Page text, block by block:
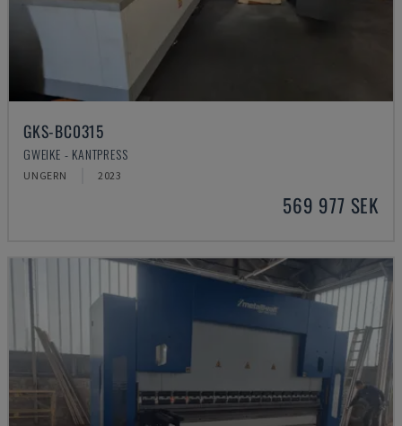
GKS-BC0315
GWEIKE - KANTPRESS
UNGERN 2023
569 977 SEK